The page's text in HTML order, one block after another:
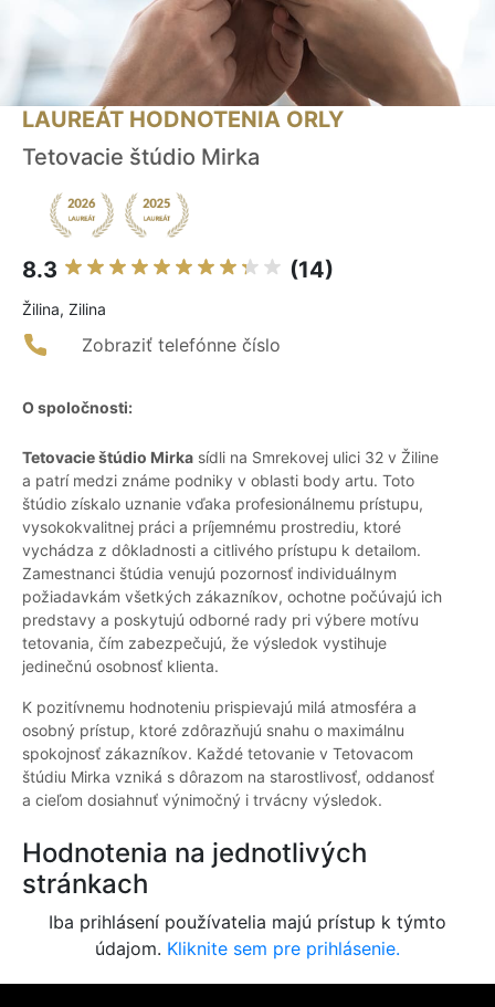
LAUREÁT HODNOTENIA ORLY
Tetovacie štúdio Mirka
8.3 (14)
Žilina, Zilina
Zobraziť telefónne číslo
O spoločnosti:
Tetovacie štúdio Mirka sídli na Smrekovej ulici 32 v Žiline
a patrí medzi známe podniky v oblasti body artu. Toto
štúdio získalo uznanie vďaka profesionálnemu prístupu,
vysokokvalitnej práci a príjemnému prostrediu, ktoré
vychádza z dôkladnosti a citlivého prístupu k detailom.
Zamestnanci štúdia venujú pozornosť individuálnym
požiadavkám všetkých zákazníkov, ochotne počúvajú ich
predstavy a poskytujú odborné rady pri výbere motívu
tetovania, čím zabezpečujú, že výsledok vystihuje
jedinečnú osobnosť klienta.
K pozitívnemu hodnoteniu prispievajú milá atmosféra a
osobný prístup, ktoré zdôrazňujú snahu o maximálnu
spokojnosť zákazníkov. Každé tetovanie v Tetovacom
štúdiu Mirka vzniká s dôrazom na starostlivosť, oddanosť
a cieľom dosiahnuť výnimočný i trvácny výsledok.
Hodnotenia na jednotlivých
stránkach
Iba prihlásení používatelia majú prístup k týmto
údajom. Kliknite sem pre prihlásenie.